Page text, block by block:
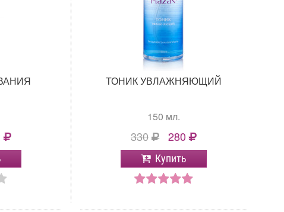
ТОНИК УВЛАЖНЯЮЩИЙ
150 мл.
330 280
Купить